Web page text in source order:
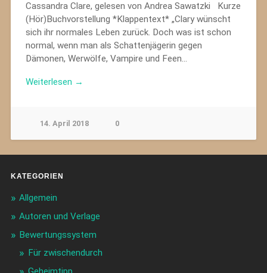
Cassandra Clare, gelesen von Andrea Sawatzki Kurze
(Hör)Buchvorstellung *Klappentext* „Clary wünscht
sich ihr normales Leben zurück. Doch was ist schon
normal, wenn man als Schattenjägerin gegen
Dämonen, Werwölfe, Vampire und Feen…
Weiterlesen →
14. April 2018 0
KATEGORIEN
Allgemein
Autoren und Verlage
Bewertungssystem
Für zwischendurch